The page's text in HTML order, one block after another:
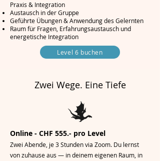
Praxis & Integration
Austausch in der Gruppe
Geführte Übungen & Anwendung des Gelernten
Raum für Fragen, Erfahrungsaustausch und
energetische Integration
Level 6 buchen
Zwei Wege. Eine Tiefe
Online - CHF 555.- pro Level
Zwei Abende, je 3 Stunden via Zoom. Du lernst
von zuhause aus — in deinem eigenen Raum, in